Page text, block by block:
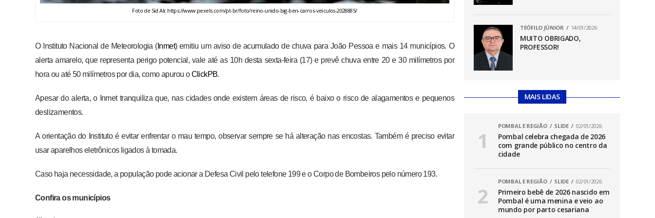
Foto de Sid Ali: https://www.pexels.com/pt-br/foto/reino-unido-big-ben-carros-veiculos-2028885/
O Instituto Nacional de Meteorologia (Inmet) emitiu um aviso de acumulado de chuva para João Pessoa e mais 14 municípios. O
alerta amarelo, que representa perigo potencial, vale até as 10h desta sexta-feira (17) e prevê chuva entre 20 e 30 milímetros por
hora ou até 50 milímetros por dia, como apurou oClickPB.
Apesar do alerta, o Inmet tranquiliza que, nas cidades onde existem áreas de risco, é baixo o risco de alagamentos e pequenos
deslizamentos.
A orientação do Instituto é evitar enfrentar o mau tempo, observar sempre se há alteração nas encostas. Também é preciso evitar
usar aparelhos eletrônicos ligados à tomada.
Caso haja necessidade, a população pode acionar a Defesa Civil pelo telefone 199 e o Corpo de Bombeiros pelo número 193.
Confira os municípios
TEÓFILO JÚNIOR 14/01/2026
MUITO OBRIGADO,
PROFESSOR!
MAIS LIDAS
POMBAL E REGIÃO SLIDE 02/01/2026
Pombal celebra chegada de 2026
com grande público no centro da
cidade
POMBAL E REGIÃO SLIDE 02/01/2026
Primeiro bebê de 2026 nascido em
Pombal é uma menina e veio ao
mundo por parto cesariana